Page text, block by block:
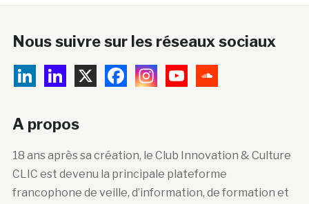
Nous suivre sur les réseaux sociaux
A propos
18 ans après sa création, le Club Innovation & Culture
CLIC est devenu la principale plateforme
francophone de veille, d’information, de formation et